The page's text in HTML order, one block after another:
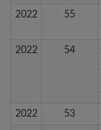
2022 55
2022 54
2022 53